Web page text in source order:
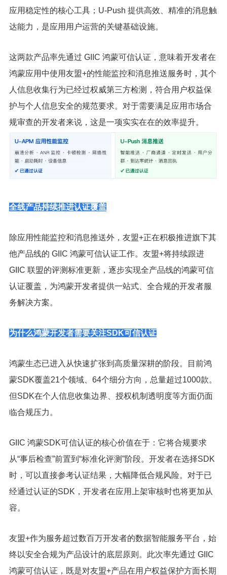
应用稳定性的核心工具；U-Push 提供高效、精准的消息触
达能力，是应用用户运营的关键基础设施。
这两款产品率先通过 GIIC 鸿蒙可信认证，意味着开发者在
鸿蒙应用中使用友盟+的性能监控和消息推送服务时，其个
人信息收集行为已经过权威第三方检测，符合用户权益保
护与个人信息安全的规范要求。对于需要满足应用市场合
规审查的开发者来说，这是一项实实在在的效率提升。
全线产品持续推进认证覆盖
除应用性能监控和消息推送外，友盟+正在积极推进旗下其
他产品线的 GIIC 鸿蒙可信认证工作。友盟+将持续跟进
GIIC 联盟的评测标准更新，逐步实现全产品线的鸿蒙可信
认证覆盖，为鸿蒙开发者提供一站式、全合规的开发者服
务解决方案。
为什么鸿蒙开发者需要关注SDK可信认证
鸿蒙生态已进入从快速扩张到高质量深耕的阶段。目前鸿
蒙SDK覆盖21个领域、64个细分方向，总量超过1000款。
但SDK在个人信息收集边界、授权机制透明度等方面仍面
临合规压力。
GIIC 鸿蒙SDK可信认证的核心价值在于：它将合规要求
从“事后检查”前置到“标准化评测”阶段。开发者在选择SDK
时，可以直接参考认证结果，大幅降低合规风险。对于已
经通过认证的SDK，开发者在应用上架审核时也将更加从
容。
友盟+作为服务超过数百万开发者的数据智能服务平台，始
终以安全合规为产品设计的底层原则。此次率先通过 GIIC
鸿蒙可信认证，既是对友盟+产品在用户权益保护方面长期